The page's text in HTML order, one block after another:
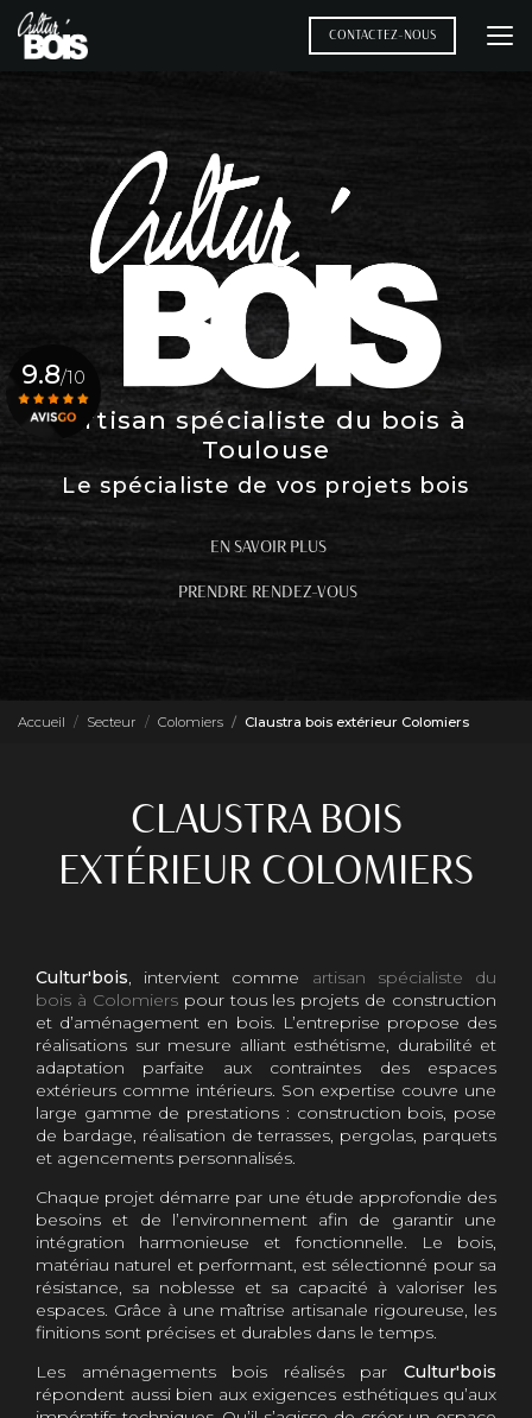
Aller
au
contenu
CONTACTEZ-NOUS
Artisan spécialiste du bois à
Toulouse
Le spécialiste de vos projets bois
EN SAVOIR PLUS
PRENDRE RENDEZ-VOUS
9.8/10
Accueil Secteur Colomiers Claustra bois extérieur Colomiers
CLAUSTRA BOIS
EXTÉRIEUR COLOMIERS
Cultur'bois, intervient comme artisan spécialiste du
bois à Colomierspour tous les projets de construction
et d’aménagement en bois. L’entreprise propose des
réalisations sur mesure alliant esthétisme, durabilité et
adaptation parfaite aux contraintes des espaces
extérieurs comme intérieurs. Son expertise couvre une
large gamme de prestations : construction bois, pose
de bardage, réalisation de terrasses, pergolas, parquets
et agencements personnalisés.
Chaque projet démarre par une étude approfondie des
besoins et de l’environnement afin de garantir une
intégration harmonieuse et fonctionnelle. Le bois,
matériau naturel et performant, est sélectionné pour sa
résistance, sa noblesse et sa capacité à valoriser les
espaces. Grâce à une maîtrise artisanale rigoureuse, les
finitions sont précises et durables dans le temps.
Les aménagements bois réalisés par Cultur'bois
répondent aussi bien aux exigences esthétiques qu’aux